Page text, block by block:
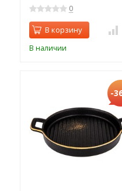
0
В корзину
В наличии
-